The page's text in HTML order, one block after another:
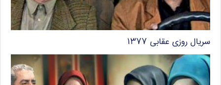
سریال روزی عقابی ۱۳۷۷